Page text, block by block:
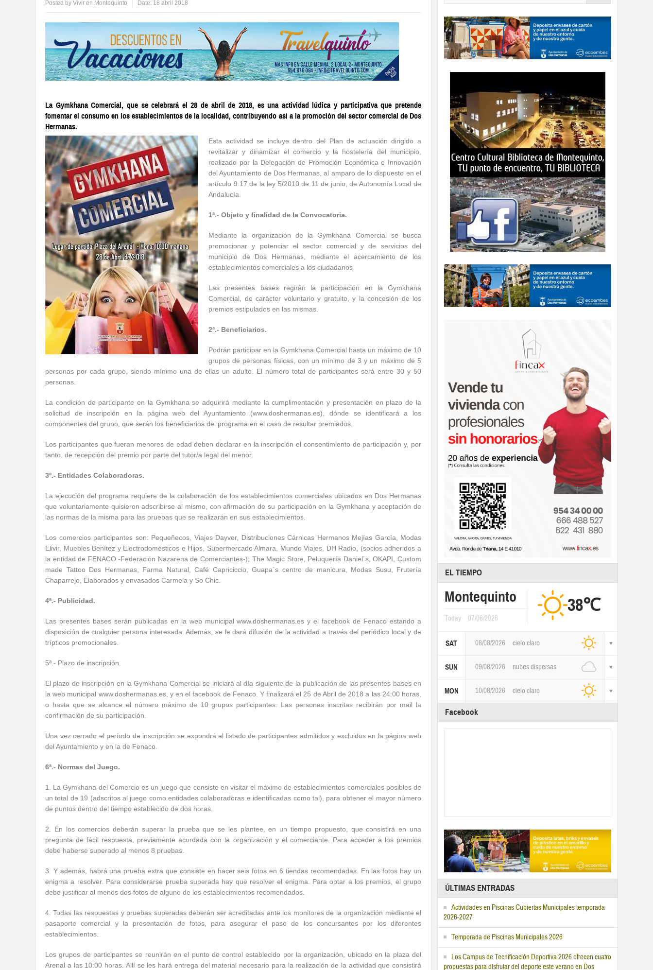
Posted by Vivir en Montequinto Date: 18 abril 2018
La Gymkhana Comercial, que se celebrará el 28 de abril de 2018, es una actividad lúdica y participativa que pretende
fomentar el consumo en los establecimientos de la localidad, contribuyendo así a la promoción del sector comercial de Dos
Hermanas.
Esta actividad se incluye dentro del Plan de actuación dirigido a
revitalizar y dinamizar el comercio y la hostelería del municipio,
realizado por la Delegación de Promoción Económica e Innovación
del Ayuntamiento de Dos Hermanas, al amparo de lo dispuesto en el
artículo 9.17 de la ley 5/2010 de 11 de junio, de Autonomía Local de
Andalucía.
1ª.- Objeto y finalidad de la Convocatoria.
Mediante la organización de la Gymkhana Comercial se busca
promocionar y potenciar el sector comercial y de servicios del
municipio de Dos Hermanas, mediante el acercamiento de los
establecimientos comerciales a los ciudadanos
Las presentes bases regirán la participación en la Gymkhana
Comercial, de carácter voluntario y gratuito, y la concesión de los
premios estipulados en las mismas.
2ª.- Beneficiarios.
Podrán participar en la Gymkhana Comercial hasta un máximo de 10
grupos de personas físicas, con un mínimo de 3 y un máximo de 5
personas por cada grupo, siendo mínimo una de ellas un adulto. El número total de participantes será entre 30 y 50
personas.
La condición de participante en la Gymkhana se adquirirá mediante la cumplimentación y presentación en plazo de la
solicitud de inscripción en la página web del Ayuntamiento (www.doshermanas.es), dónde se identificará a los
componentes del grupo, que serán los beneficiarios del programa en el caso de resultar premiados.
Los participantes que fueran menores de edad deben declarar en la inscripción el consentimiento de participación y, por
tanto, de recepción del premio por parte del tutor/a legal del menor.
3º.- Entidades Colaboradoras.
La ejecución del programa requiere de la colaboración de los establecimientos comerciales ubicados en Dos Hermanas
que voluntariamente quisieron adscribirse al mismo, con afirmación de su participación en la Gymkhana y aceptación de
las normas de la misma para las pruebas que se realizarán en sus establecimientos.
Los comercios participantes son: Pequeñecos, Viajes Dayver, Distribuciones Cárnicas Hermanos Mejías García, Modas
Elivir, Muebles Benítez y Electrodomésticos e Hijos, Supermercado Almara, Mundo Viajes, DH Radio, (socios adheridos a
la entidad de FENACO -Federación Nazarena de Comerciantes-); The Magic Store, Peluquería Daniel´s, OKAPI, Custom
made Tattoo Dos Hermanas, Farma Natural, Café Capriciccio, Guapa´s centro de manicura, Modas Susu, Frutería
Chaparrejo, Elaborados y envasados Carmela y So Chic.
4ª.- Publicidad.
Las presentes bases serán publicadas en la web municipal www.doshermanas.es y el facebook de Fenaco estando a
disposición de cualquier persona interesada. Además, se le dará difusión de la actividad a través del periódico local y de
trípticos promocionales.
5ª.- Plazo de inscripción.
El plazo de inscripción en la Gymkhana Comercial se iniciará al día siguiente de la publicación de las presentes bases en
la web municipal www.doshermanas.es, y en el facebook de Fenaco. Y finalizará el 25 de Abril de 2018 a las 24:00 horas,
o hasta que se alcance el número máximo de 10 grupos participantes. Las personas inscritas recibirán por mail la
confirmación de su participación.
Una vez cerrado el período de inscripción se expondrá el listado de participantes admitidos y excluidos en la página web
del Ayuntamiento y en la de Fenaco.
6ª.- Normas del Juego.
1. La Gymkhana del Comercio es un juego que consiste en visitar el máximo de establecimientos comerciales posibles de
un total de 19 (adscritos al juego como entidades colaboradoras e identificadas como tal), para obtener el mayor número
de puntos dentro del tiempo establecido de dos horas.
2. En los comercios deberán superar la prueba que se les plantee, en un tiempo propuesto, que consistirá en una
pregunta de fácil respuesta, previamente acordada con la organización y el comerciante. Para acceder a los premios
debe haberse superado al menos 8 pruebas.
3. Y además, habrá una prueba extra que consiste en hacer seis fotos en 6 tiendas recomendadas. En las fotos hay un
enigma a resolver. Para considerarse prueba superada hay que resolver el enigma. Para optar a los premios, el grupo
debe justificar al menos dos fotos de alguno de los establecimientos recomendados.
4. Todas las respuestas y pruebas superadas deberán ser acreditadas ante los monitores de la organización mediante el
pasaporte comercial y la presentación de fotos, para asegurar el paso de los concursantes por los diferentes
establecimientos.
Los grupos de participantes se reunirán en el punto de control establecido por la organización, ubicado en la plaza del
Arenal a las 10:00 horas. Allí se les hará entrega del material necesario para la realización de la actividad que consistirá
EL TIEMPO
Montequinto
Today 07/08/2026
38℃
SAT 08/08/2026 cielo claro
SUN 09/08/2026 nubes dispersas
MON 10/08/2026 cielo claro
Facebook
ÚLTIMAS ENTRADAS
Actividades en Piscinas Cubiertas Municipales temporada
2026-2027
Temporada de Piscinas Municipales 2026
Los Campus de Tecnificación Deportiva 2026 ofrecen cuatro
propuestas para disfrutar del deporte este verano en Dos